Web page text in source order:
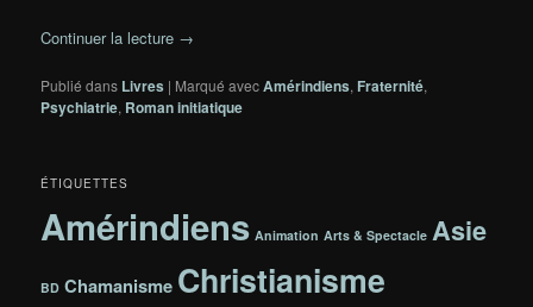
Continuer la lecture →
Publié dans Livres | Marqué avecAmérindiens, Fraternité,
Psychiatrie, Roman initiatique
ÉTIQUETTES
Amérindiens Animation Arts & Spectacle Asie
BD Chamanisme Christianisme